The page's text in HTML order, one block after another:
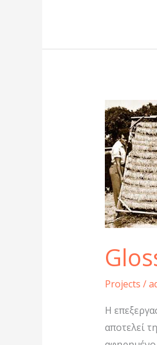
Projects /
Η
αποτελεί
Glossary
of
tobacco
terms
(GR)